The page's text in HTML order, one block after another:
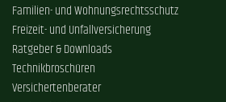
Familien- und Wohnungsrechtsschutz
Freizeit- und Unfallversicherung
Ratgeber & Downloads
Technikbroschüren
Versichertenberater